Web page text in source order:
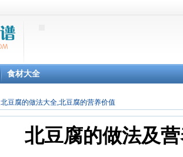
食材大全
北豆腐的做法大全,北豆腐的营养价值
北豆腐的做法及